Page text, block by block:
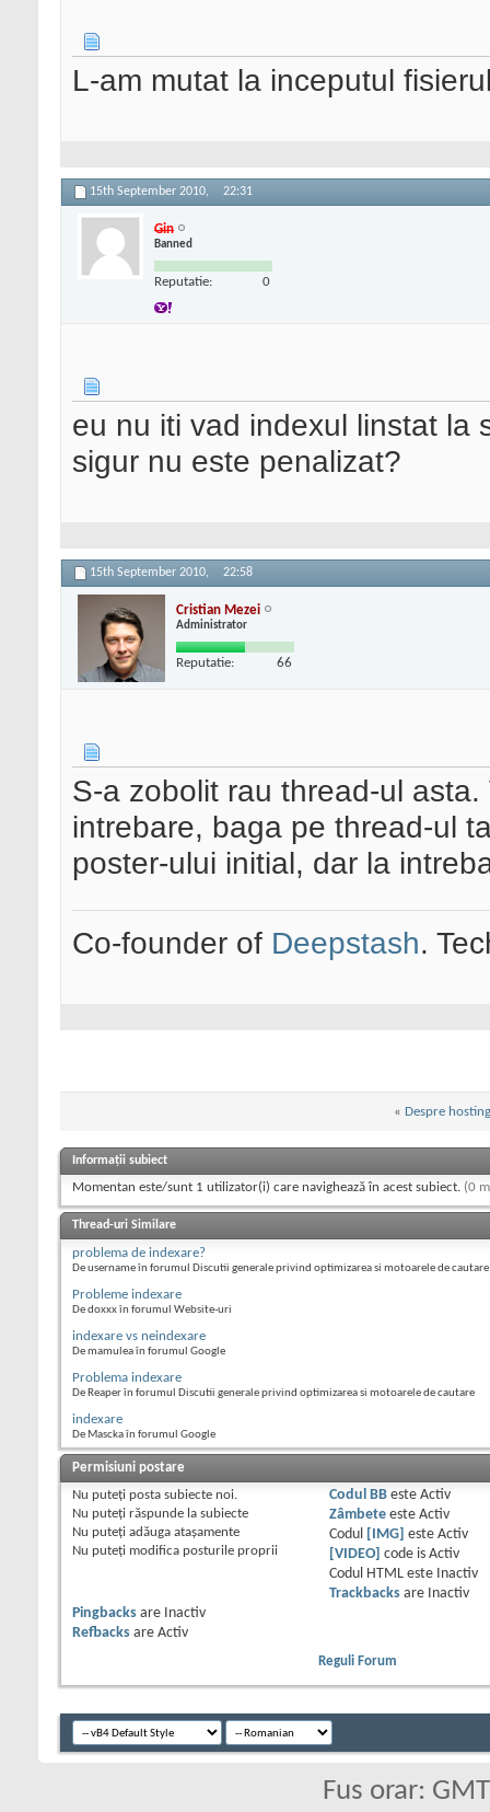
L-am mutat la inceputul
15th September 2010, 22:31
Gin
Banned
Reputatie: 0
eu nu iti vad indexul linstat la
sigur nu este penalizat?
15th September 2010, 22:58
Cristian Mezei
Administrator
Reputatie: 66
S-a zobolit rau thread-ul
intrebare, baga pe thread-ul
poster-ului initial, dar la
Co-founder of Deepstash.
« Despre
Informații subiect
Momentan este/sunt 1 utilizator(i) care navighează în acest subiect. (0
Thread-uri Similare
problema de indexare?
De username în forumul Discutii generale privind optimizarea si motoarele de cautare
Probleme indexare
De doxxx în forumul Website-uri
indexare vs neindexare
De mamulea în forumul Google
Problema indexare
De Reaper în forumul Discutii generale privind optimizarea si motoarele de cautare
indexare
De Mascka în forumul Google
Permisiuni postare
Nu puteţi posta subiecte noi.
Nu puteţi răspunde la subiecte
Nu puteţi adăuga ataşamente
Nu puteţi modifica posturile proprii
Codul BBeste Activ
Zâmbeteeste Activ
Codul
[IMG] este Activ
[VIDEO]
code is Activ
Codul HTML este
Inactiv
Trackbacksare
Inactiv
Pingbacks are
Inactiv
Refbacks are Activ
Reguli Forum
Fus orar: